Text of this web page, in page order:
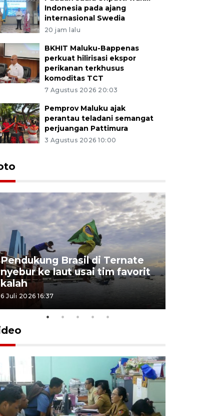
Indonesia pada ajang
internasional Swedia
20 jam lalu
BKHIT Maluku-Bappenas
perkuat hilirisasi ekspor
perikanan terkhusus
komoditas TCT
7 Agustus 2026 20:03
Pemprov Maluku ajak
perantau teladani semangat
perjuangan Pattimura
3 Agustus 2026 10:00
Pendukung Brasil di Ternate
nyebur ke laut usai tim favorit
kalah
6 Juli 2026 16:37